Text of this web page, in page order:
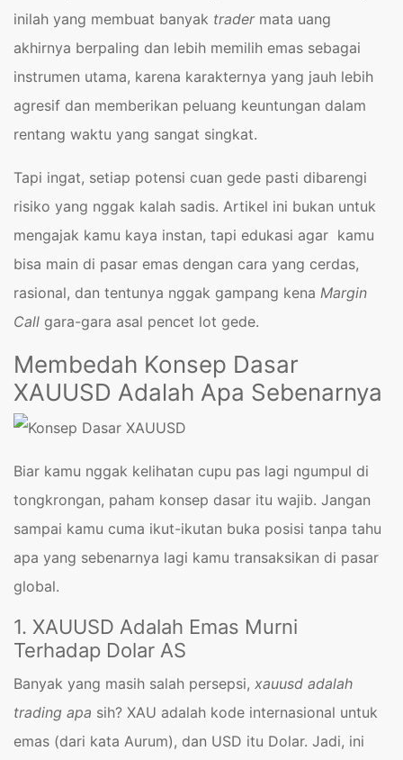
inilah yang membuat banyak tradermata uang
akhirnya berpaling dan lebih memilih emas sebagai
instrumen utama, karena karakternya yang jauh lebih
agresif dan memberikan peluang keuntungan dalam
rentang waktu yang sangat singkat.
Tapi ingat, setiap potensi cuan gede pasti dibarengi
risiko yang nggak kalah sadis. Artikel ini bukan untuk
mengajak kamu kaya instan, tapi edukasi agar kamu
bisa main di pasar emas dengan cara yang cerdas,
rasional, dan tentunya nggak gampang kena Margin
Call gara-gara asal pencet lot gede.
Membedah Konsep Dasar
XAUUSD Adalah Apa Sebenarnya
Biar kamu nggak kelihatan cupu pas lagi ngumpul di
tongkrongan, paham konsep dasar itu wajib. Jangan
sampai kamu cuma ikut-ikutan buka posisi tanpa tahu
apa yang sebenarnya lagi kamu transaksikan di pasar
global.
1. XAUUSD Adalah Emas Murni
Terhadap Dolar AS
Banyak yang masih salah persepsi, xauusd adalah
trading apa sih? XAU adalah kode internasional untuk
emas (dari kata Aurum), dan USD itu Dolar. Jadi, ini